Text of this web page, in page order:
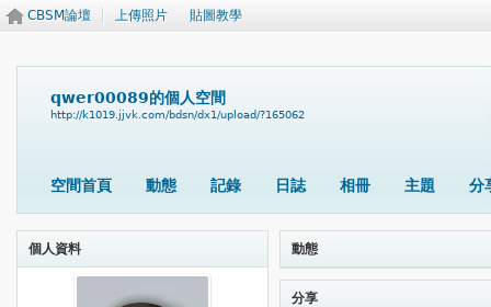
CBSM論壇 上傳照片 貼圖教學
qwer00089的個人空間
http://k1019.jjvk.com/bdsn/dx1/upload/?165062
空間首頁 動態 記錄 日誌 相冊 主題 分
個人資料 動態
分享